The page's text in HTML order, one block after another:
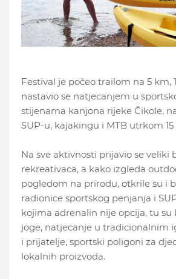
Festival je počeo trailom na 5 km,
nastavio se natjecanjem u
stijenama kanjona rijeke Čikole,
SUP-u, kajakingu i MTB utrkom
Na sve aktivnosti prijavio se veliki
rekreativaca, a kako izgleda
pogledom na prirodu, otkrile su i
radionice sportskog penjanja i
kojima adrenalin nije opcija, tu su
joge, natjecanje u tradicionalnim
i prijatelje, sportski poligoni za
lokalnih proizvoda.